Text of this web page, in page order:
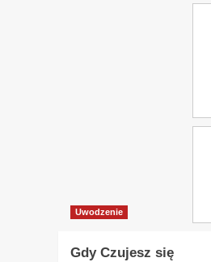
Uwodzenie
Gdy Czujesz się